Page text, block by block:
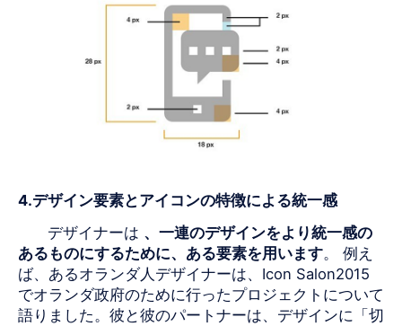
4.デザイン要素とアイコンの特徴による統一感
デザイナーは 、一連のデザインをより統一感の
あるものにするために、ある要素を用います。 例え
ば、あるオランダ人デザイナーは、Icon Salon2015
でオランダ政府のために行ったプロジェクトについて
語りました。彼と彼のパートナーは、デザインに「切